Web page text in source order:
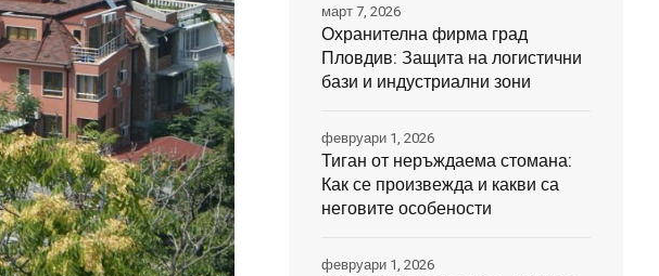
Охранителна фирма град
Пловдив: Защита на логистични
бази и индустриални зони
март 7, 2026
Тиган от неръждаема стомана:
Как се произвежда и какви са
неговите особености
февруари 1, 2026
февруари 1, 2026